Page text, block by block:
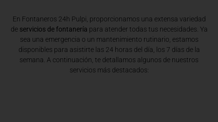
En Fontaneros 24h Pulpi , proporcionamos una extensa variedad
de servicios de fontanería para atender todas tus necesidades. Ya
sea una emergencia o un mantenimiento rutinario, estamos
disponibles para asistirte las 24 horas del día, los 7 días de la
semana. A continuación, te detallamos algunos de nuestros
servicios más destacados: